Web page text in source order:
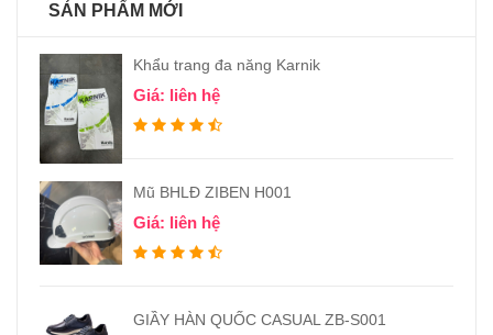
SẢN PHẨM MỚI
Khẩu trang đa năng Karnik
Giá: liên hệ
Mũ BHLĐ ZIBEN H001
Giá: liên hệ
GIẦY HÀN QUỐC CASUAL ZB-S001